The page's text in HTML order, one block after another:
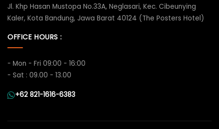
Jl. Khp Hasan Mustopa No.33A, Neglasari, Kec. Cibeunying
Kaler, Kota Bandung, Jawa Barat 40124 (The Posters Hotel)
OFFICE HOURS :
- Mon - Fri 09:00 - 16:00
- Sat : 09.00 - 13.00
+62 821-1616-6383